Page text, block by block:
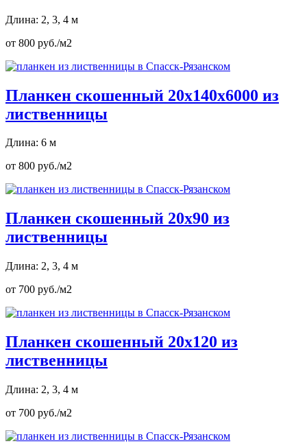
Длина: 2, 3, 4 м
от 800 руб./м2
Планкен скошенный 20х140х6000 из
лиственницы
Длина: 6 м
от 800 руб./м2
Планкен скошенный 20х90 из
лиственницы
Длина: 2, 3, 4 м
от 700 руб./м2
Планкен скошенный 20х120 из
лиственницы
Длина: 2, 3, 4 м
от 700 руб./м2